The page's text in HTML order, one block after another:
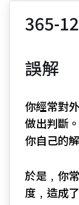
365-
誤解
你經常對
做出判斷
你自己的
於是﹐你
度﹐造成